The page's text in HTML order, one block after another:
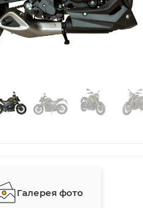
Галерея фото